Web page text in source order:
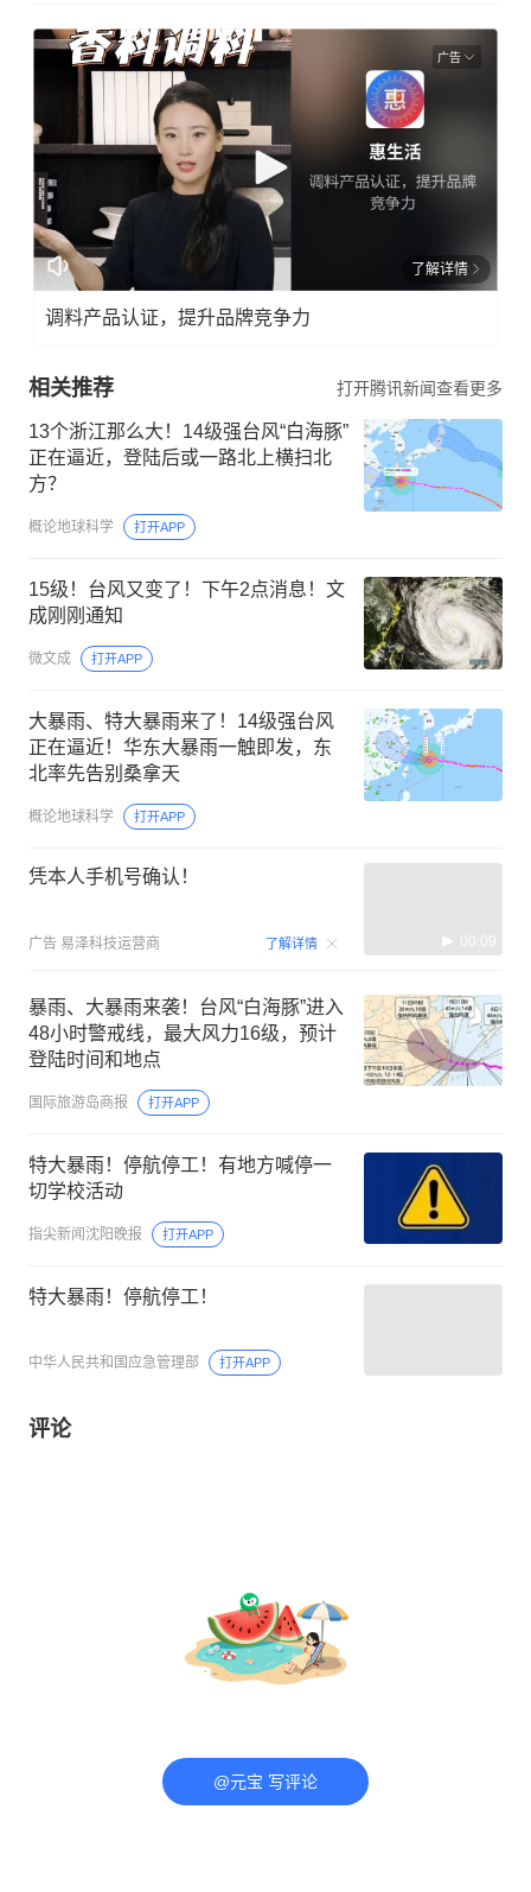
广告
了解详情
调料产品认证，提升品牌竞争力
相关推荐 打开腾讯新闻查看更多
13个浙江那么大！14级强台风“白海豚”
正在逼近，登陆后或一路北上横扫北
方？
概论地球科学 打开APP
15级！台风又变了！下午2点消息！文
成刚刚通知
微文成 打开APP
大暴雨、特大暴雨来了！14级强台风
正在逼近！华东大暴雨一触即发，东
北率先告别桑拿天
概论地球科学 打开APP
凭本人手机号确认！
广告 易泽科技运营商 了解详情 00:09
暴雨、大暴雨来袭！台风“白海豚”进入
48小时警戒线，最大风力16级，预计
登陆时间和地点
国际旅游岛商报 打开APP
特大暴雨！停航停工！有地方喊停一
切学校活动
指尖新闻沈阳晚报 打开APP
特大暴雨！停航停工！
中华人民共和国应急管理部 打开APP
评论
@元宝 写评论